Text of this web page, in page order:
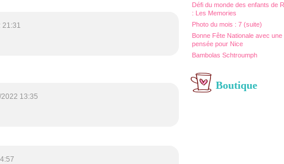
Défi du monde des enfants de
: Les Memories
Photo du mois : 7 (suite)
Bonne Fête Nationale avec une
pensée pour Nice
Bambolas Schtroumph
Boutique
13:35